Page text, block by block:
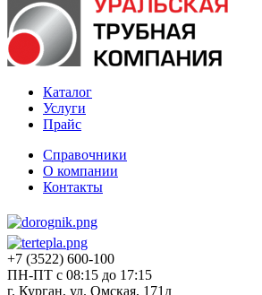
Каталог
Услуги
Прайс
Справочники
О компании
Контакты
+7 (3522) 600-100
ПН-ПТ с 08:15 до 17:15
г. Курган, ул. Омская, 171д